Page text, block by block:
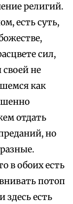
религий.
есть суть,
сил,
своей не
как
отдать
но
в обоих есть
потоп
есть